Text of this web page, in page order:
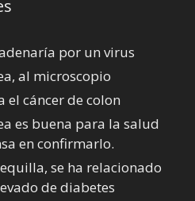
por un virus
al microscopio
el cáncer de colon
es buena para la salud
en confirmarlo.
se ha relacionado
de diabetes